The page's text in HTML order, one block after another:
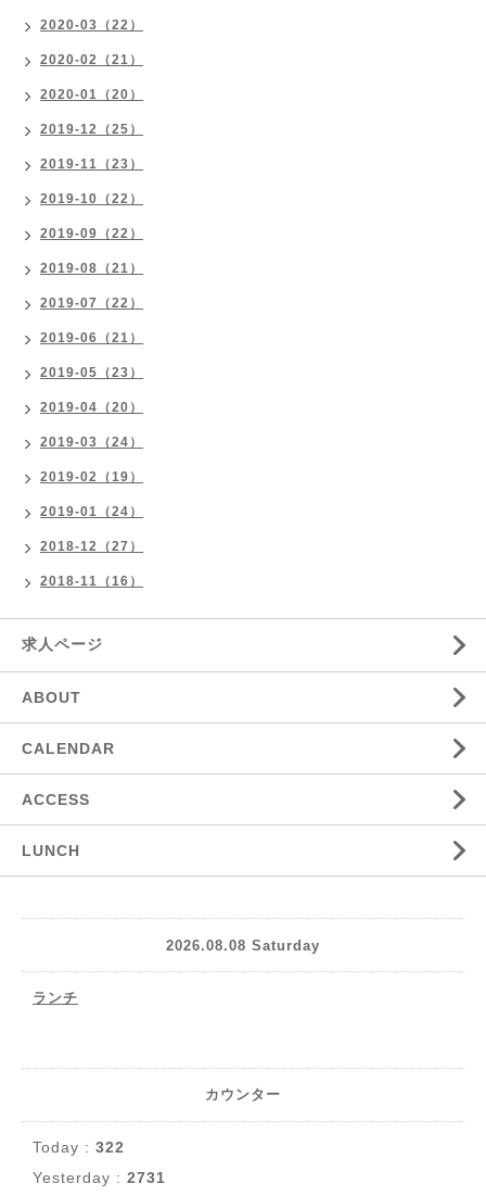
2020-03（22）
2020-02（21）
2020-01（20）
2019-12（25）
2019-11（23）
2019-10（22）
2019-09（22）
2019-08（21）
2019-07（22）
2019-06（21）
2019-05（23）
2019-04（20）
2019-03（24）
2019-02（19）
2019-01（24）
2018-12（27）
2018-11（16）
求人ページ
ABOUT
CALENDAR
ACCESS
LUNCH
2026.08.08 Saturday
ランチ
カウンター
Today : 322
Yesterday : 2731